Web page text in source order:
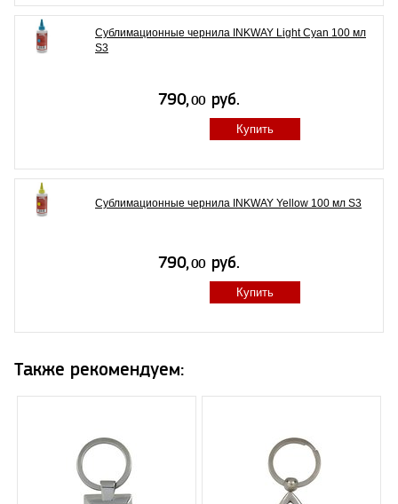
Сублимационные чернила INKWAY Light Cyan 100 мл
S3
Купить
Сублимационные чернила INKWAY Yellow 100 мл S3
Купить
Также рекомендуем: